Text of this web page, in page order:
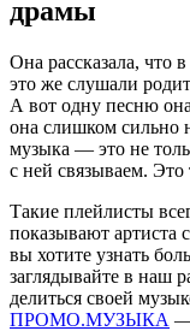
драмы
Она рассказала, что
это же слушали
А вот одну песню
она слишком сильно
музыка — это не
с ней связываем. Это
Такие плейлисты
показывают артиста
вы хотите узнать
заглядывайте в наш
делиться своей
ПРОМО.МУЗЫКА —